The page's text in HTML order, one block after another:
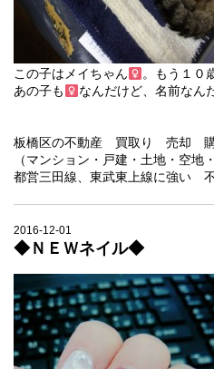
この子はメイちゃん
。もう１０
あの子も
なんだけど、名前なん
板橋区の不動産 買取り 売却
（マンション・戸建・土地・空地
都営三田線、東武東上線に強い
2016-12-01
◆ＮＥＷネイル◆